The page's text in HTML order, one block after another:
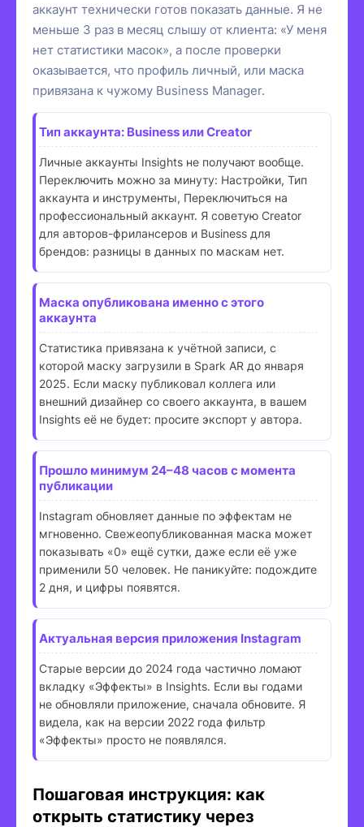
аккаунт технически готов показать данные. Я не
меньше 3 раз в месяц слышу от клиента: «У меня
нет статистики масок», а после проверки
оказывается, что профиль личный, или маска
привязана к чужому Business Manager.
Тип аккаунта: Business или Creator
Личные аккаунты Insights не получают вообще.
Переключить можно за минуту: Настройки, Тип
аккаунта и инструменты, Переключиться на
профессиональный аккаунт. Я советую Creator
для авторов-фрилансеров и Business для
брендов: разницы в данных по маскам нет.
Маска опубликована именно с этого
аккаунта
Статистика привязана к учётной записи, с
которой маску загрузили в Spark AR до января
2025. Если маску публиковал коллега или
внешний дизайнер со своего аккаунта, в вашем
Insights её не будет: просите экспорт у автора.
Прошло минимум 24–48 часов с момента
публикации
Instagram обновляет данные по эффектам не
мгновенно. Свежеопубликованная маска может
показывать «0» ещё сутки, даже если её уже
применили 50 человек. Не паникуйте: подождите
2 дня, и цифры появятся.
Актуальная версия приложения Instagram
Старые версии до 2024 года частично ломают
вкладку «Эффекты» в Insights. Если вы годами
не обновляли приложение, сначала обновите. Я
видела, как на версии 2022 года фильтр
«Эффекты» просто не появлялся.
Пошаговая инструкция: как
открыть статистику через